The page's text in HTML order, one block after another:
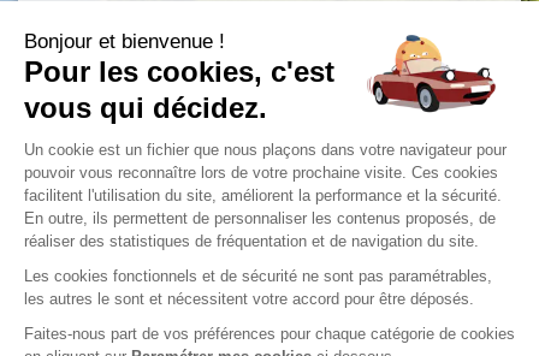
Téléphone
Votre demande concerne
Votre message
Bonjour et bienvenue !
Pour les cookies, c'est
vous qui décidez.
Un cookie est un fichier que nous plaçons dans votre navigateur pour
pouvoir vous reconnaître lors de votre prochaine visite. Ces cookies
facilitent l'utilisation du site, améliorent la performance et la sécurité.
En outre, ils permettent de personnaliser les contenus proposés, de
réaliser des statistiques de fréquentation et de navigation du site.
Les cookies fonctionnels et de sécurité ne sont pas paramétrables,
les autres le sont et nécessitent votre accord pour être déposés.
Faites-nous part de vos préférences pour chaque catégorie de cookies